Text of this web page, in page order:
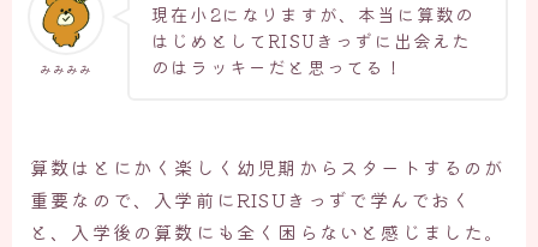
みみみみ
現在小2になりますが、本当に算数の
はじめとしてRISUきっずに出会えた
のはラッキーだと思ってる！
算数はとにかく楽しく幼児期からスタートするのが
重要なので、入学前にRISUきっずで学んでおく
と、入学後の算数にも全く困らないと感じました。